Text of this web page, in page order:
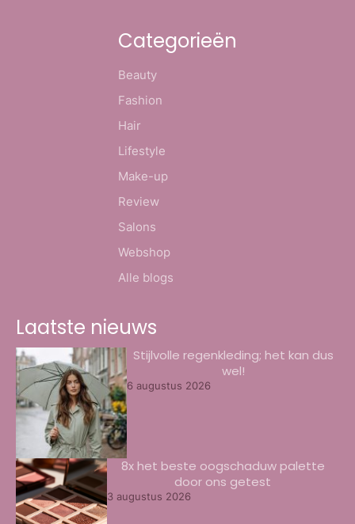
Categorieën
Beauty
Fashion
Hair
Lifestyle
Make-up
Review
Salons
Webshop
Alle blogs
Laatste nieuws
Stijlvolle regenkleding; het kan dus
wel!
6 augustus 2026
8x het beste oogschaduw palette
door ons getest
3 augustus 2026